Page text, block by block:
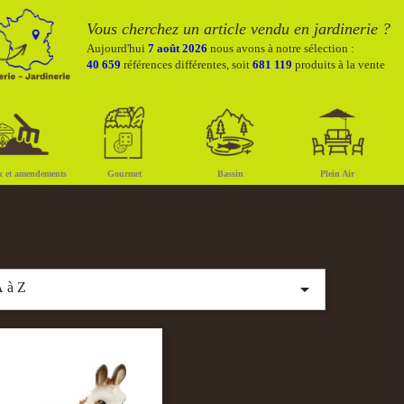
Vous cherchez un article vendu en jardinerie ?
Aujourd'hui 7 août 2026 nous avons à notre sélection :
40 659 références différentes, soit 681 119 produits à la vente
et amendements Gourmet Bassin Plein Air
à Z 